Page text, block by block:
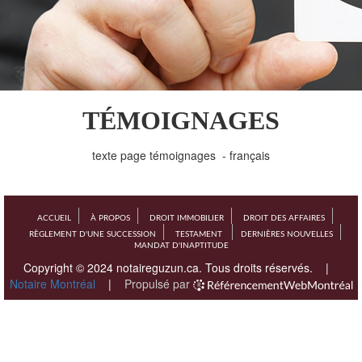
TÉMOIGNAGES
texte page témoignages - français
ACCUEIL À PROPOS DROIT IMMOBILIER
DROIT DES AFFAIRES
RÈGLEMENT D'UNE SUCCESSION
TESTAMENT
DERNIÈRES NOUVELLES
MANDAT D'INAPTITUDE
Copyright © 2024 notaireguzun.ca. Tous droits réservés. |
Notaire Montréal | Propulsé par